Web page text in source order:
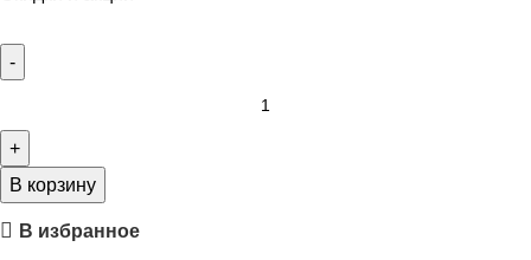
В корзину
В избранное